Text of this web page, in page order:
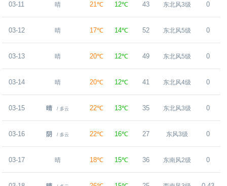
03-11 晴 21℃ 12℃ 43 东北风3级 0
03-12 晴 17℃ 14℃ 52 东北风5级 0
03-13 晴 20℃ 12℃ 49 东北风5级 0
03-14 晴 20℃ 12℃ 41 东北风4级 0
03-15 晴 / 多云 22℃ 13℃ 35 东北风3级 0
03-16 阴 / 多云 22℃ 16℃ 27 东风3级 0
03-17 晴 18℃ 15℃ 36 东南风2级 0